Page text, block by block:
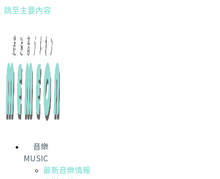
跳至主要內容
音樂
MUSIC
最新音樂情報